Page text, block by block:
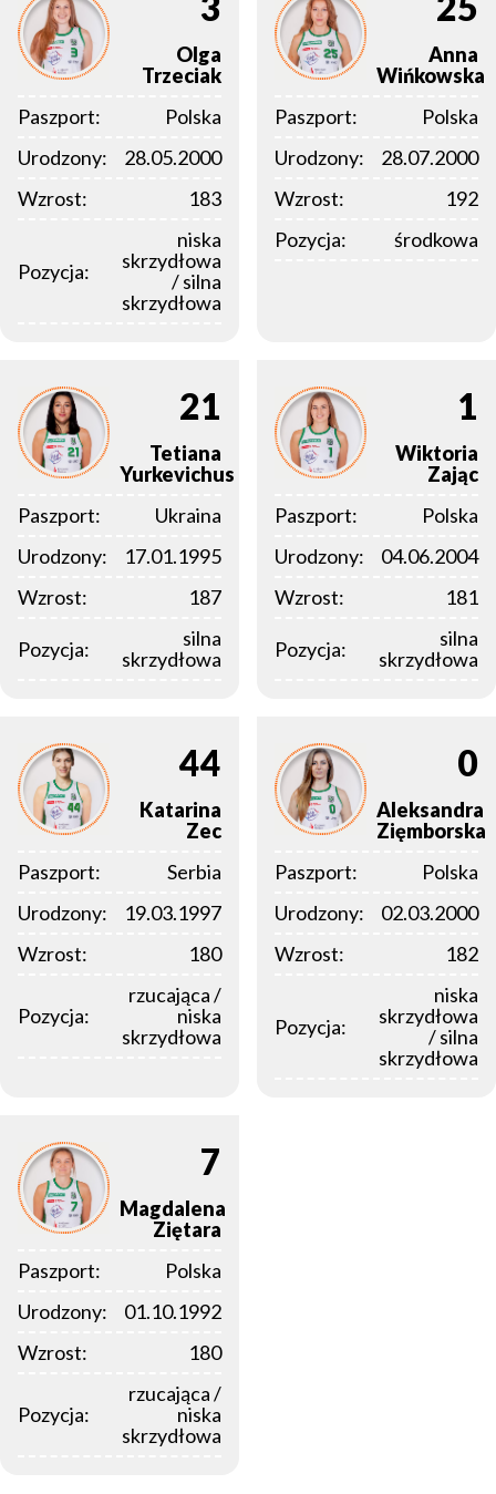
Olga
Trzeciak
Paszport:
Polska
Urodzony:
28.05.2000
Wzrost:
183
Pozycja:
niska
skrzydłowa
/ silna
skrzydłowa
Anna
Wińkowska
Paszport:
Polska
Urodzony:
28.07.2000
Wzrost:
192
Pozycja:
środkowa
21
Tetiana
Yurkevichus
Paszport:
Ukraina
Urodzony:
17.01.1995
Wzrost:
187
Pozycja:
silna
skrzydłowa
1
Wiktoria
Zając
Paszport:
Polska
Urodzony:
04.06.2004
Wzrost:
181
Pozycja:
silna
skrzydłowa
44
Katarina
Zec
Paszport:
Serbia
Urodzony:
19.03.1997
Wzrost:
180
Pozycja:
rzucająca /
niska
skrzydłowa
0
Aleksandra
Zięmborska
Paszport:
Polska
Urodzony:
02.03.2000
Wzrost:
182
Pozycja:
niska
skrzydłowa
/ silna
skrzydłowa
7
Magdalena
Ziętara
Paszport:
Polska
Urodzony:
01.10.1992
Wzrost:
180
Pozycja:
rzucająca /
niska
skrzydłowa